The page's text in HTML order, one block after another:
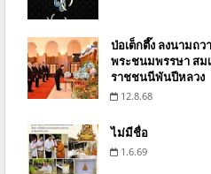
ป่อเต็กตึ๊ง ลงนามถว
พระชนมพรรษา สม
ราชชนนีพันปีหลวง
12.8.68
ไม่มีชื่อ
1.6.69